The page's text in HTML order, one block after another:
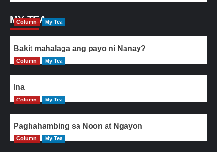
MY TEA
Column My Tea
Bakit mahalaga ang payo ni Nanay?
Column My Tea
Ina
Column My Tea
Paghahambing sa Noon at Ngayon
Column My Tea